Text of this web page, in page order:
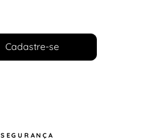
Cadastre-se
SEGURANÇA